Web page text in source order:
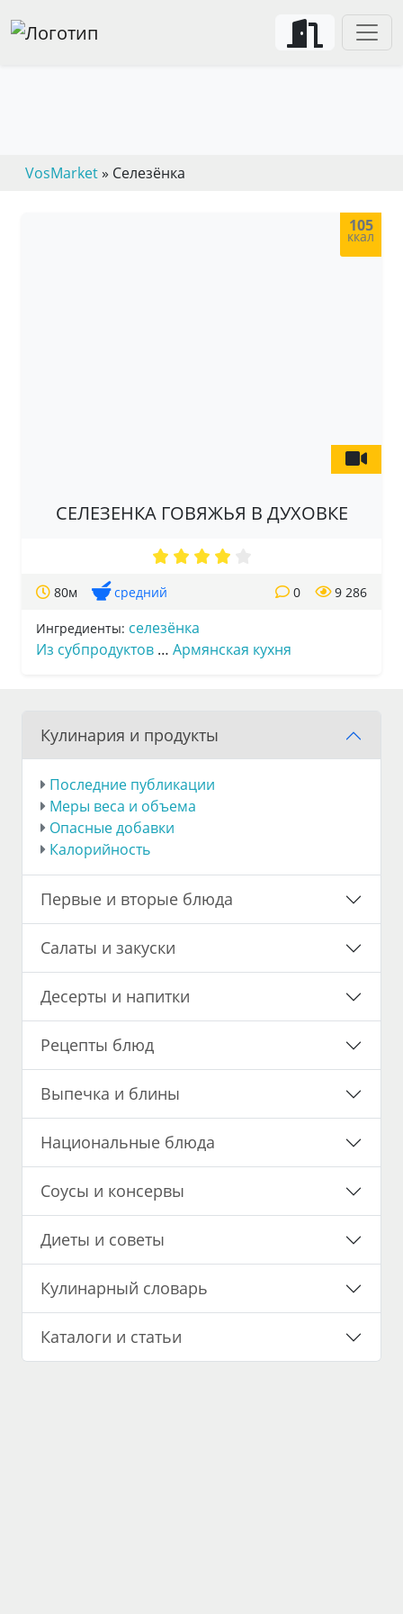
VosMarket» Селезёнка
105
ккал
СЕЛЕЗЕНКА ГОВЯЖЬЯ В ДУХОВКЕ
80м средний 9 286
0
Ингредиенты: селезёнка
Из субпродуктов … Армянская кухня
Кулинария и продукты
Последние публикации
Меры веса и объема
Опасные добавки
Калорийность
Первые и вторые блюда
Салаты и закуски
Десерты и напитки
Рецепты блюд
Выпечка и блины
Национальные блюда
Соусы и консервы
Диеты и советы
Кулинарный словарь
Каталоги и статьи